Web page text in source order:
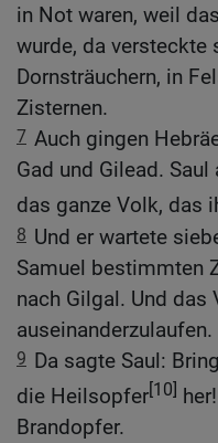
in Not waren, weil
wurde, da versteckte
Dornsträuchern, in
Zisternen.
7 Auch gingen
Gad und Gilead.
das ganze Volk, das
8 Und er wartete
Samuel bestimmten
nach Gilgal. Und das
auseinanderzulaufen.
9 Da sagte Saul:
die Heilsopfer[10]
Brandopfer.